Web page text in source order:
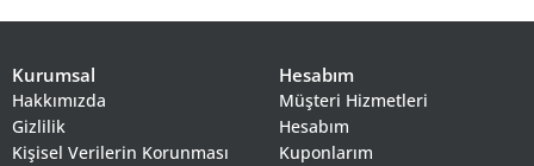
Kurumsal
Hakkımızda
Gizlilik
Kişisel Verilerin Korunması
Hesabım
Müşteri Hizmetleri
Hesabım
Kuponlarım